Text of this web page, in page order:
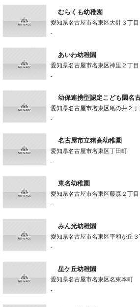
むらくも幼稚園
愛知県名古屋市名東区大針３丁目
-
あいわ幼稚園
愛知県名古屋市名東区神里２丁目
-
幼保連携型認定こども園名
愛知県名古屋市名東区亀の井２丁
-
名古屋市立猪高幼稚園
愛知県名古屋市名東区丁田町
-
東名幼稚園
愛知県名古屋市名東区藤森２丁目
-
みん光幼稚園
愛知県名古屋市名東区平和が丘３
-
星ケ丘幼稚園
愛知県名古屋市名東区名東本町
-